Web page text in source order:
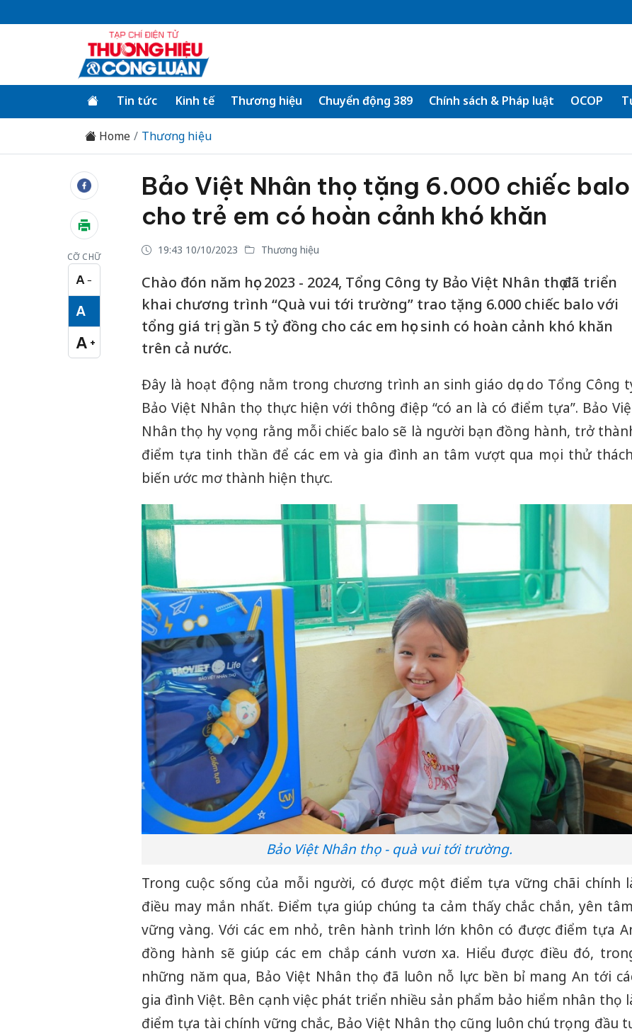
Tin tức Kinh tế Thương hiệu Chuyển động 389 Chính sách & Pháp luật OCOP
Home Thương hiệu
CỠ CHỮ
A −
Cỡ chữ nhỏ
A
Cỡ chữ vừa
A +
Cỡ chữ lớn
Bảo Việt Nhân thọ tặng 6.000 chiếc balo
cho trẻ em có hoàn cảnh khó khăn
19:43 10/10/2023 Thương hiệu
Chào đón năm học 2023 - 2024, Tổng Công ty Bảo Việt Nhân thọ đã triển
khai chương trình “Quà vui tới trường” trao tặng 6.000 chiếc balo với
tổng giá trị gần 5 tỷ đồng cho các em học sinh có hoàn cảnh khó khăn
trên cả nước.
Đây là hoạt động nằm trong chương trình an sinh giáo dục do Tổng Công
Bảo Việt Nhân thọ thực hiện với thông điệp “có an là có điểm tựa”. Bảo
Nhân thọ hy vọng rằng mỗi chiếc balo sẽ là người bạn đồng hành, trở
điểm tựa tinh thần để các em và gia đình an tâm vượt qua mọi thử
biến ước mơ thành hiện thực.
Bảo Việt Nhân thọ - quà vui tới trường.
Trong cuộc sống của mỗi người, có được một điểm tựa vững chãi chính
điều may mắn nhất. Điểm tựa giúp chúng ta cảm thấy chắc chắn, yên
vững vàng. Với các em nhỏ, trên hành trình lớn khôn có được điểm tựa
đồng hành sẽ giúp các em chắp cánh vươn xa. Hiểu được điều đó,
những năm qua, Bảo Việt Nhân thọ đã luôn nỗ lực bền bỉ mang An tới
gia đình Việt. Bên cạnh việc phát triển nhiều sản phẩm bảo hiểm nhân thọ
điểm tựa tài chính vững chắc, Bảo Việt Nhân thọ cũng luôn chú trọng đầu